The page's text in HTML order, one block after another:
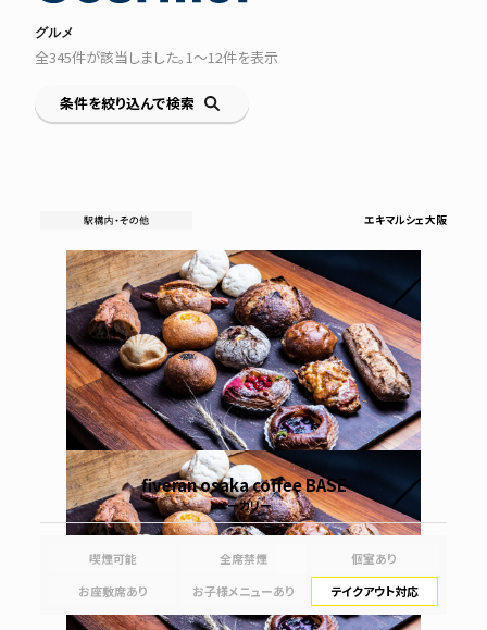
グルメ
全345件が該当しました。1〜12件を表示
条件を絞り込んで検索
エキマルシェ大阪
fiveran osaka coffee BASE
ベーカリー
喫煙可能 全席禁煙
個室あり
お座敷席あり
お子様メニューあり テイクアウト対応